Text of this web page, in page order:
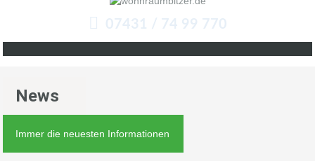
07431 / 74 99 770
News
Immer die neuesten Informationen